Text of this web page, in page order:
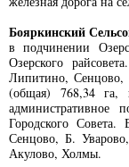
Бояркинский
в подчинении
Озерского
Липитино, Сенцово,
(общая) 768,34 га,
административное
Городского
Сенцово, Б.
Акулово, Холмы.